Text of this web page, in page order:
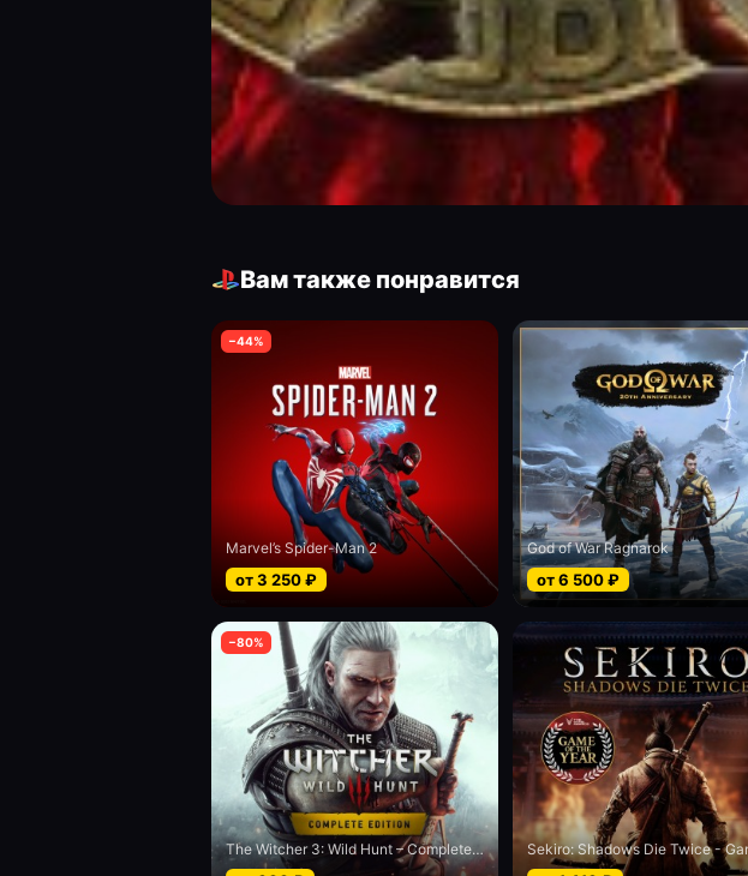
Вам также понравится
−44%
Marvel’s Spider-Man 2
от3 250₽
God of War Ragnarok
от6 500₽
−80%
The Witcher 3: Wild Hunt – Complete Edition